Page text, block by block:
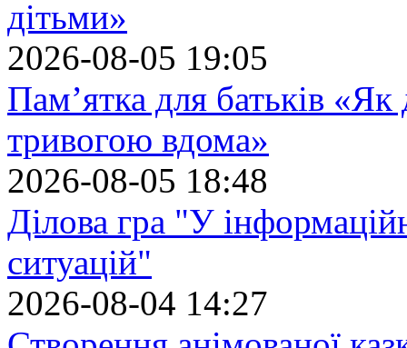
дітьми»
2026-08-05 19:05
Пам’ятка для батьків
тривогою вдома»
2026-08-05 18:48
Ділова гра "У
ситуацій"
2026-08-04 14:27